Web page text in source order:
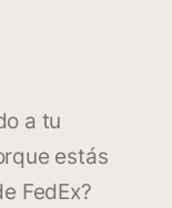
a tu
estás
FedEx?